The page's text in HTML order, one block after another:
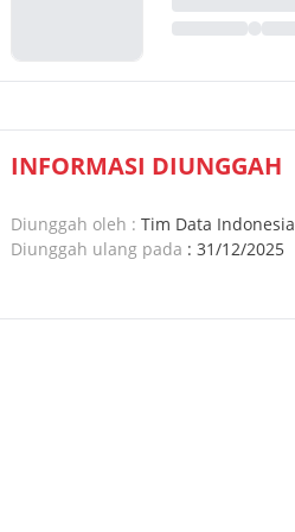
INFORMASI DIUNGGAH
Diunggah oleh : Tim Data Indonesia
Diunggah ulang pada : 31/12/2025